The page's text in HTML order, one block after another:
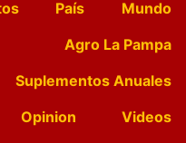
País
Mundo
Agro La Pampa
Suplementos Anuales
Opinion
Videos